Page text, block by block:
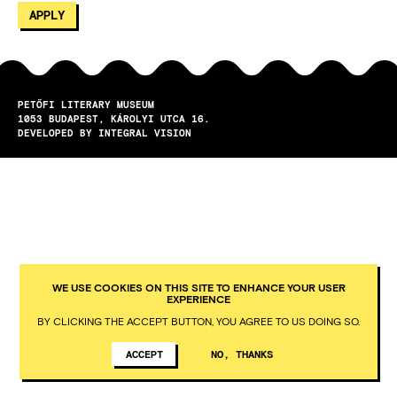
PETŐFI LITERARY MUSEUM
1053
BUDAPEST
KÁROLYI UTCA 16.
DEVELOPED BY INTEGRAL VISION
WE USE COOKIES ON THIS SITE TO ENHANCE YOUR USER
EXPERIENCE
BY CLICKING THE ACCEPT BUTTON, YOU AGREE TO US DOING SO.
ACCEPT NO, THANKS